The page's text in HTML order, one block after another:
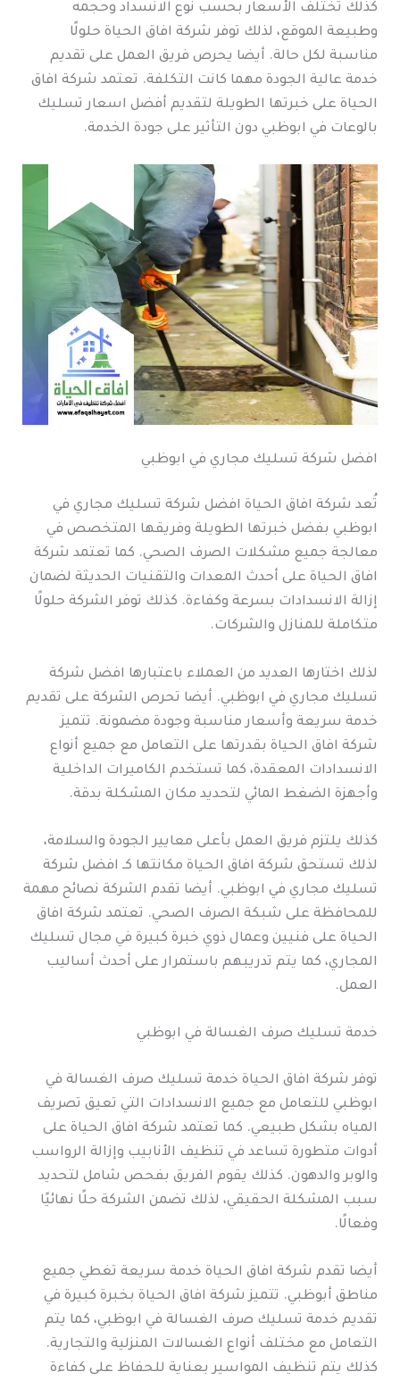
كذلك تختلف الأسعار بحسب نوع الانسداد وحجمه
وطبيعة الموقع، لذلك توفر شركة افاق الحياة حلولًا
مناسبة لكل حالة. أيضا يحرص فريق العمل على تقديم
خدمة عالية الجودة مهما كانت التكلفة. تعتمد شركة افاق
الحياة على خبرتها الطويلة لتقديم أفضل اسعار تسليك
بالوعات في ابوظبي دون التأثير على جودة الخدمة.
افضل شركة تسليك مجاري في ابوظبي
تُعد شركة افاق الحياة افضل شركة تسليك مجاري في
ابوظبي بفضل خبرتها الطويلة وفريقها المتخصص في
معالجة جميع مشكلات الصرف الصحي. كما تعتمد شركة
افاق الحياة على أحدث المعدات والتقنيات الحديثة لضمان
إزالة الانسدادات بسرعة وكفاءة. كذلك توفر الشركة حلولًا
متكاملة للمنازل والشركات.
لذلك اختارها العديد من العملاء باعتبارها افضل شركة
تسليك مجاري في ابوظبي. أيضا تحرص الشركة على تقديم
خدمة سريعة وأسعار مناسبة وجودة مضمونة. تتميز
شركة افاق الحياة بقدرتها على التعامل مع جميع أنواع
الانسدادات المعقدة، كما تستخدم الكاميرات الداخلية
وأجهزة الضغط المائي لتحديد مكان المشكلة بدقة.
كذلك يلتزم فريق العمل بأعلى معايير الجودة والسلامة،
لذلك تستحق شركة افاق الحياة مكانتها كـ افضل شركة
تسليك مجاري في ابوظبي. أيضا تقدم الشركة نصائح مهمة
للمحافظة على شبكة الصرف الصحي. تعتمد شركة افاق
الحياة على فنيين وعمال ذوي خبرة كبيرة في مجال تسليك
المجاري، كما يتم تدريبهم باستمرار على أحدث أساليب
العمل.
خدمة تسليك صرف الغسالة في ابوظبي
توفر شركة افاق الحياة خدمة تسليك صرف الغسالة في
ابوظبي للتعامل مع جميع الانسدادات التي تعيق تصريف
المياه بشكل طبيعي. كما تعتمد شركة افاق الحياة على
أدوات متطورة تساعد في تنظيف الأنابيب وإزالة الرواسب
والوبر والدهون. كذلك يقوم الفريق بفحص شامل لتحديد
سبب المشكلة الحقيقي، لذلك تضمن الشركة حلًا نهائيًا
وفعالًا.
أيضا تقدم شركة افاق الحياة خدمة سريعة تغطي جميع
مناطق أبوظبي. تتميز شركة افاق الحياة بخبرة كبيرة في
تقديم خدمة تسليك صرف الغسالة في ابوظبي، كما يتم
التعامل مع مختلف أنواع الغسالات المنزلية والتجارية.
كذلك يتم تنظيف المواسير بعناية للحفاظ على كفاءة